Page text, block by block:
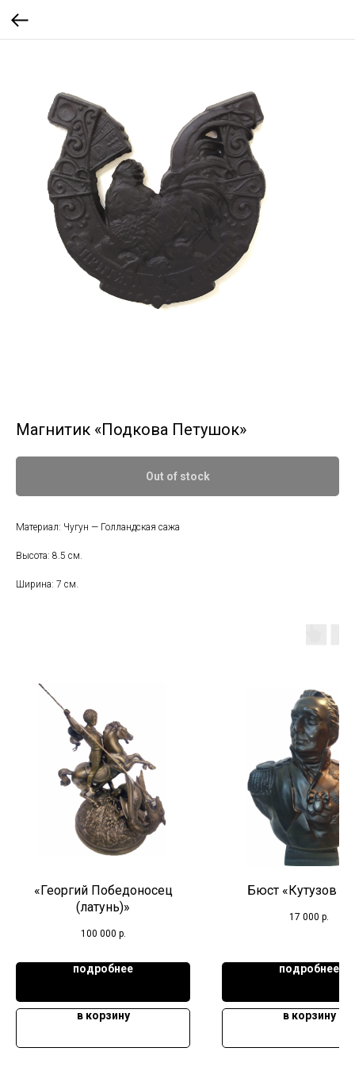
Магнитик «Подкова Петушок»
Out of stock
Материал: Чугун — Голландская сажа
Высота: 8.5 см.
Ширина: 7 см.
«Георгий Победоносец
(латунь)»
100 000 р.
подробнее
в корзину
Бюст «Кутузов
17 000 р.
подробнее
в корзину